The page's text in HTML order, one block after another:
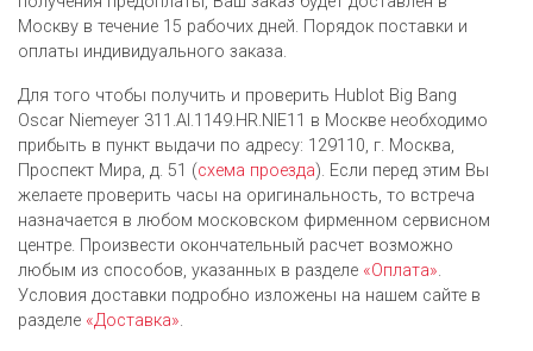
Москву в течение 15 рабочих дней. Порядок поставки и
оплаты индивидуального заказа.
Для того чтобы получить и проверить Hublot Big Bang
Oscar Niemeyer 311.AI.1149.HR.NIE11 в Москве необходимо
прибыть в пункт выдачи по адресу: 129110, г. Москва,
Проспект Мира, д. 51 (схема проезда). Если перед этим Вы
желаете проверить часы на оригинальность, то встреча
назначается в любом московском фирменном сервисном
центре. Произвести окончательный расчет возможно
любым из cпособов, указанных в разделе «Оплата».
Условия доставки подробно изложены на нашем сайте в
разделе «Доставка».